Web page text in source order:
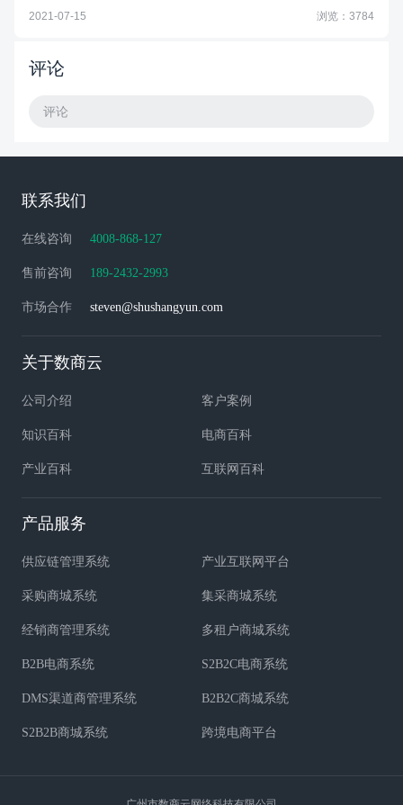
2021-07-15 浏览：3784
评论
评论
联系我们
在线咨询 4008-868-127
售前咨询 189-2432-2993
市场合作 steven@shushangyun.com
关于数商云
公司介绍 客户案例
知识百科 电商百科
产业百科 互联网百科
产品服务
供应链管理系统 产业互联网平台
采购商城系统 集采商城系统
经销商管理系统 多租户商城系统
B2B电商系统 S2B2C电商系统
DMS渠道商管理系统 B2B2C商城系统
S2B2B商城系统 跨境电商平台